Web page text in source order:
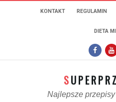
KONTAKT REGULAMIN
DIETA
Najlepsze